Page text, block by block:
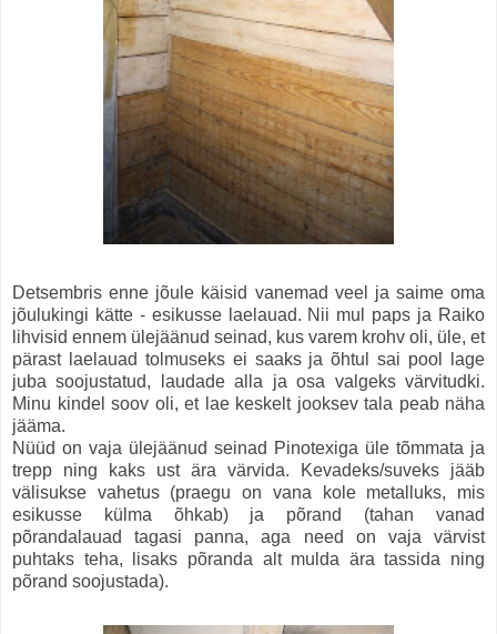
Detsembris enne jõule käisid vanemad veel ja saime oma
jõulukingi kätte - esikusse laelauad. Nii mul paps ja Raiko
lihvisid ennem ülejäänud seinad, kus varem krohv oli, üle, et
pärast laelauad tolmuseks ei saaks ja õhtul sai pool lage
juba soojustatud, laudade alla ja osa valgeks värvitudki.
Minu kindel soov oli, et lae keskelt jooksev tala peab näha
jääma.
Nüüd on vaja ülejäänud seinad Pinotexiga üle tõmmata ja
trepp ning kaks ust ära värvida. Kevadeks/suveks jääb
välisukse vahetus (praegu on vana kole metalluks, mis
esikusse külma õhkab) ja põrand (tahan vanad
põrandalauad tagasi panna, aga need on vaja värvist
puhtaks teha, lisaks põranda alt mulda ära tassida ning
põrand soojustada).